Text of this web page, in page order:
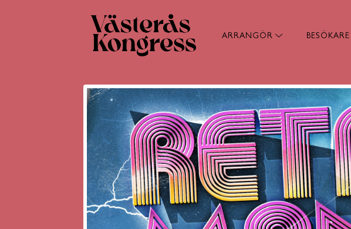
ARRANGÖR BESÖKARE